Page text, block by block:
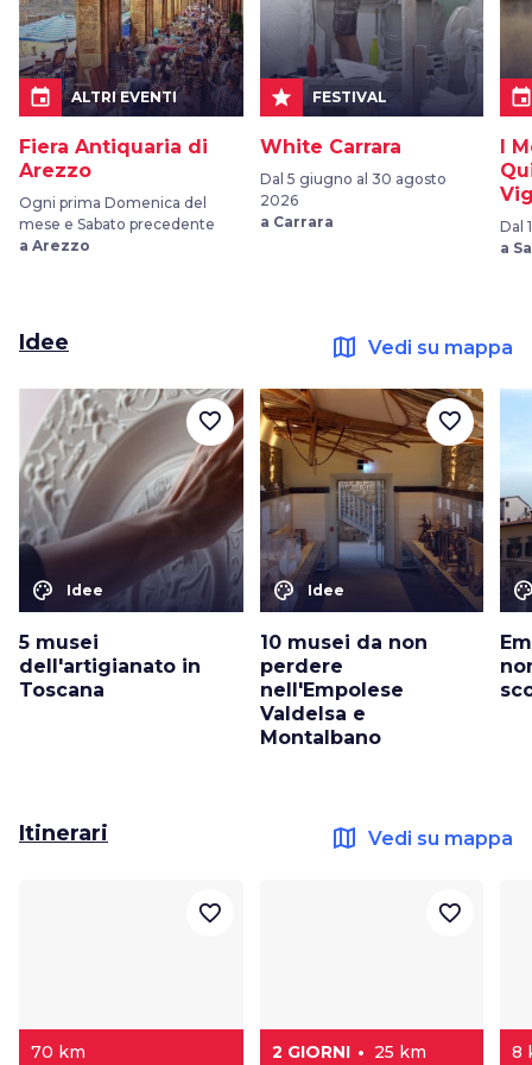
event ALTRI EVENTI
Fiera Antiquaria di
Arezzo
Ogni prima Domenica del
mese e Sabato precedente
a Arezzo
star FESTIVAL
White Carrara
Dal 5 giugno al 30 agosto
2026
a Carrara
I
Dal
a
Idee map Vedi su mappa
color_lens Idee
5 musei
dell'artigianato in
Toscana
favorite_border
color_lens Idee
10 musei da non
perdere
nell'Empolese
Valdelsa e
Montalbano
favorite_border
Itinerari map Vedi su mappa
70 km
favorite_border
2 GIORNI 25 km
favorite_border
8